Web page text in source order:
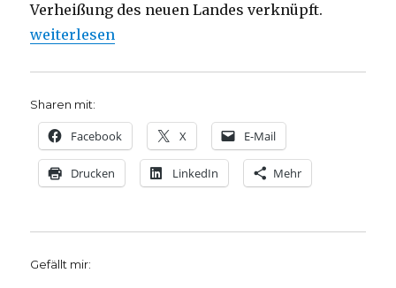
Verheißung des neuen Landes verknüpft.
„Abrams Aufbruch, Predigt über Genesis 12, 1-4,
weiterlesen
Sharen mit:
Facebook X E-Mail
Drucken LinkedIn Mehr
Gefällt mir: